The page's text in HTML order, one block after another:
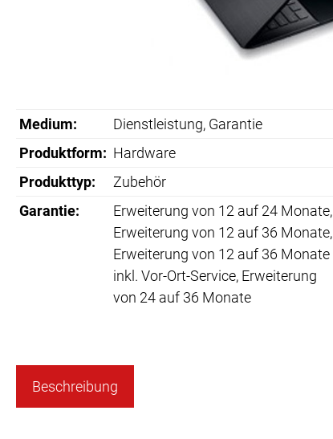
Medium: Dienstleistung, Garantie
Produktform: Hardware
Produkttyp:
Zubehör
Garantie:
Erweiterung von 12 auf 24 Monate,
Erweiterung von 12 auf 36 Monate,
Erweiterung von 12 auf 36 Monate
inkl. Vor-Ort-Service, Erweiterung
von 24 auf 36 Monate
Beschreibung